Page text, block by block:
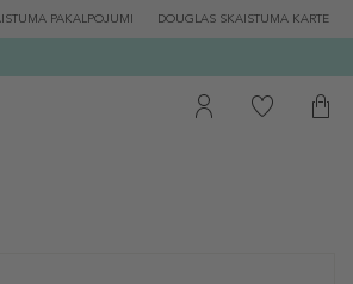
PAKALPOJUMI DOUGLAS SKAISTUMA KARTE